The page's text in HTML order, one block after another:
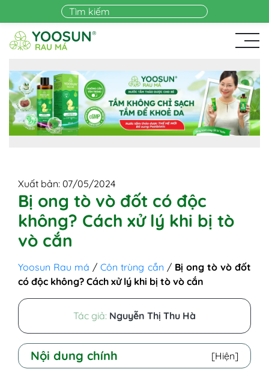
Skip to main content
Xuất bản: 07/05/2024
Bị ong tò vò đốt có độc
không? Cách xử lý khi bị tò
vò cắn
Yoosun Rau má /Côn trùng cắn / Bị ong tò vò đốt
có độc không? Cách xử lý khi bị tò vò cắn
Tác giả: Nguyễn Thị Thu Hà
Nội dung chính [Hiện]